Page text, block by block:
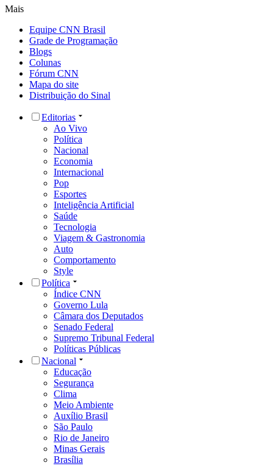
Mais
Equipe CNN Brasil
Grade de Programação
Blogs
Colunas
Fórum CNN
Mapa do site
Distribuição do Sinal
Editorias
Ao Vivo
Política
Nacional
Economia
Internacional
Pop
Esportes
Inteligência Artificial
Saúde
Tecnologia
Viagem & Gastronomia
Auto
Comportamento
Style
Política
Índice CNN
Governo Lula
Câmara dos Deputados
Senado Federal
Supremo Tribunal Federal
Políticas Públicas
Nacional
Educação
Segurança
Clima
Meio Ambiente
Auxílio Brasil
São Paulo
Rio de Janeiro
Minas Gerais
Brasília